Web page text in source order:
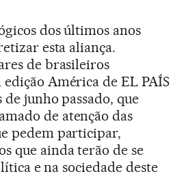
dos últimos anos
esta aliança.
de brasileiros
América de EL PAÍS
junho passado, que
de atenção das
pedem participar,
que ainda terão de se
e na sociedade deste